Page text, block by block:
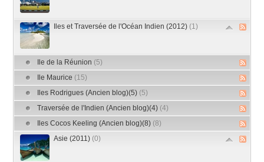
Iles et Traversée de l'Océan Indien (2012) (1)
Ile de la Réunion (5)
Ile Maurice (15)
Iles Rodrigues (Ancien blog)(5) (5)
Traversée de l'Indien (Ancien blog)(4) (4)
Iles Cocos Keeling (Ancien blog)(8) (8)
Asie (2011) (0)